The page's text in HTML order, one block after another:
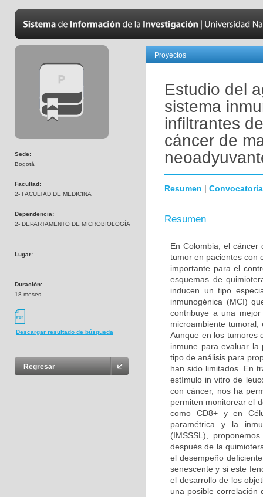
Sede:
Bogotá
Facultad:
2- FACULTAD DE MEDICINA
Dependencia:
2- DEPARTAMENTO DE MICROBIOLOGÍA
Lugar:
---
Duración:
18 meses
Descargar resultado de búsqueda
Regresar
Proyectos
Estudio del
sistema
infiltrantes
cáncer de
Resumen | Convocatoria
Resumen
En Colombia, el
tumor en pacientes con
importante para el
esquemas de
inducen un tipo
inmunogénica (MCI)
contribuye a una
microambiente
Aunque en los tumores
inmune para evaluar la
tipo de análisis para
han sido limitados. En
estímulo in vitro de
con cáncer, nos ha
permiten monitorear el
como CD8+ y en
paramétrica y la
(IMSSSL),
después de la
el desempeño
senescente y si este
el desarrollo de los
una posible correlación